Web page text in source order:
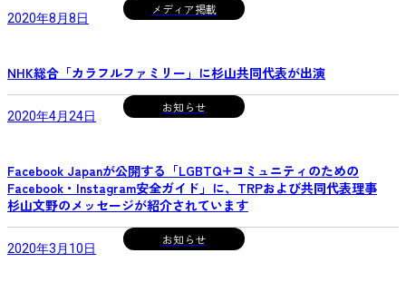
NHK総合「カラフルファミリー」に杉山共同代表が出演
2020年8月8日
メディア掲載
Facebook Japanが公開する「LGBTQ+コミュニティのための
Facebook・Instagram安全ガイド」に、TRPおよび共同代表理事
杉山文野のメッセージが紹介されています
2020年4月24日
お知らせ
2020年3月10日
お知らせ